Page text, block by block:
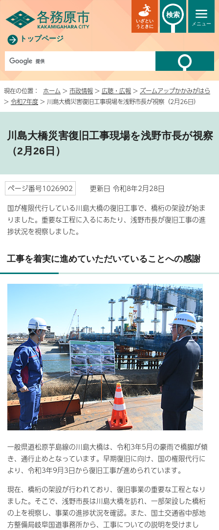
トップページ
メニュー
いざとい
うときに
検索
現在の位置： ホーム > 市政情報 > 広聴・広報 > ズームアップかかみがはら
> 令和7年度 > 川島大橋災害復旧工事現場を浅野市長が視察（2月26日）
川島大橋災害復旧工事現場を浅野市長が視察
（2月26日）
ページ番号1026902
更新日 令和8年2月28日
国が権限代行している川島大橋の復旧工事で、橋桁の架設が始ま
りました。重要な工程に入るにあたり、浅野市長が復旧工事の進
捗状況を視察しました。
工事を着実に進めていただいていることへの感謝
一般県道松原芋島線の川島大橋は、令和3年5月の豪雨で橋脚が傾
き、通行止めとなっています。早期復旧に向け、国の権限代行に
より、令和3年9月3日から復旧工事が進められています。
現在、橋桁の架設が行われており、復旧事業の重要な工程となり
ました。そこで、浅野市長は川島大橋を訪れ、一部架設した橋桁
の上を視察し、事業の進捗状況を確認。また、国土交通省中部地
方整備局岐阜国道事務所から、工事についての説明を受けまし